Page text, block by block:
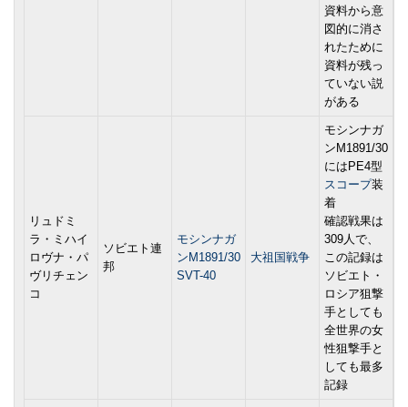
資料から意
図的に消さ
れたために
資料が残っ
ていない説
がある
リュドミ
ラ・ミハイ
ロヴナ・パ
ヴリチェン
コ
ソビエト連
邦
モシンナガ
ンM1891/30
SVT-40
大祖国戦争
モシンナガ
ンM1891/30
にはPE4型
スコープ装
着
確認戦果は
309人で、
この記録は
ソビエト・
ロシア狙撃
手としても
全世界の女
性狙撃手と
しても最多
記録